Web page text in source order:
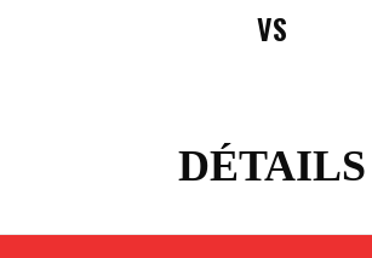
Stade Charles-Mathon
Oyomen Factory
VS
DÉTAILS